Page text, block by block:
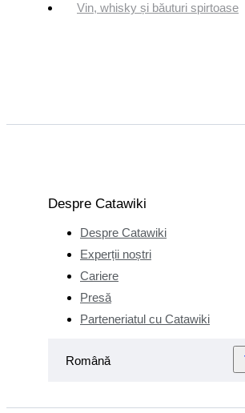
Vin, whisky și băuturi spirtoase
Despre Catawiki
Despre Catawiki
Experții noștri
Cariere
Presă
Parteneriatul cu Catawiki